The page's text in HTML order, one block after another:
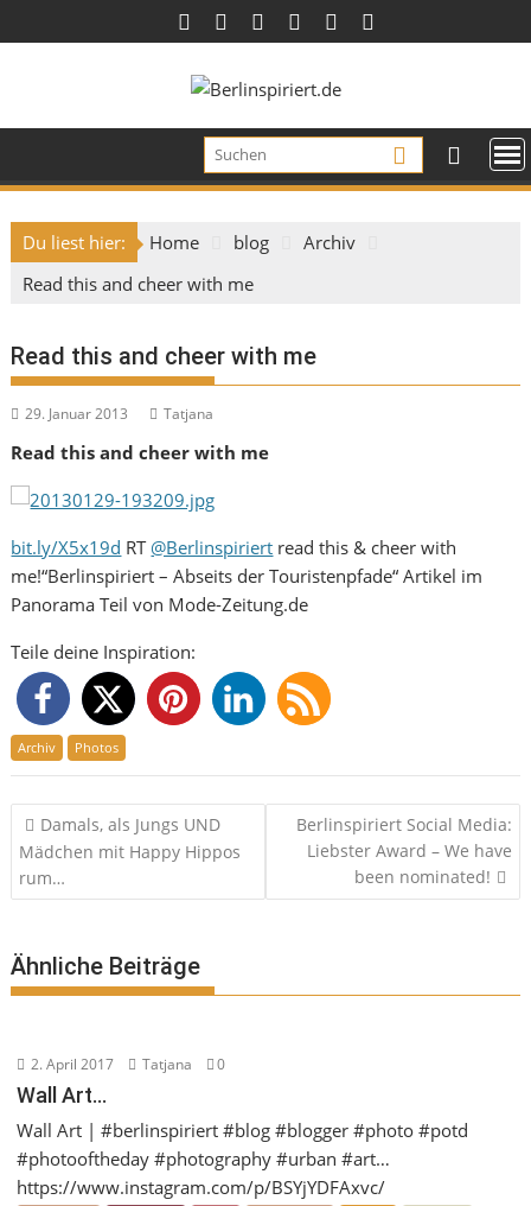
to
Du liest hier: Home blog
Archiv
Read this and cheer with me
Read this and cheer with me
29. Januar 2013 Tatjana
Read this and cheer with me
bit.ly/X5x19d RT @Berlinspiriert read this & cheer with
me!“Berlinspiriert – Abseits der Touristenpfade“ Artikel im
Panorama Teil von Mode-Zeitung.de
Teile deine Inspiration:
Archiv Photos
Beitragsnavigation
Damals, als Jungs UND
Mädchen mit Happy Hippos
rum…
Berlinspiriert Social Media:
Liebster Award – We have
been nominated!
Ähnliche Beiträge
2. April 2017 Tatjana 0
Wall Art…
Wall Art | #berlinspiriert #blog #blogger #photo #potd
#photooftheday #photography #urban #art…
https://www.instagram.com/p/BSYjYDFAxvc/